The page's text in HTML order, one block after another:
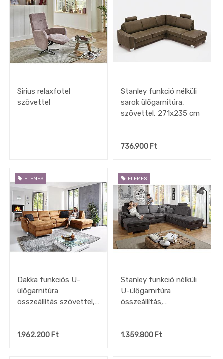
Sirius relaxfotel
szövettel
Stanley funkció nélküli
sarok ülőgarnitúra,
szövettel, 271x235 cm
736.900Ft
ELEMES
Dakka funkciós U-
ülőgarnitúra
összeállítás szövettel,
1.962.200 Ft
ELEMES
Stanley funkció nélküli
U-ülőgarnitúra
összeállítás,
313x235x167 cm
1.359.800Ft